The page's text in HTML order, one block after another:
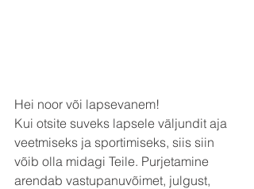
Hei noor või lapsevanem!
Kui otsite suveks lapsele väljundit aja
veetmiseks ja sportimiseks, siis siin
võib olla midagi Teile. Purjetamine
arendab vastupanuvõimet, julgust,